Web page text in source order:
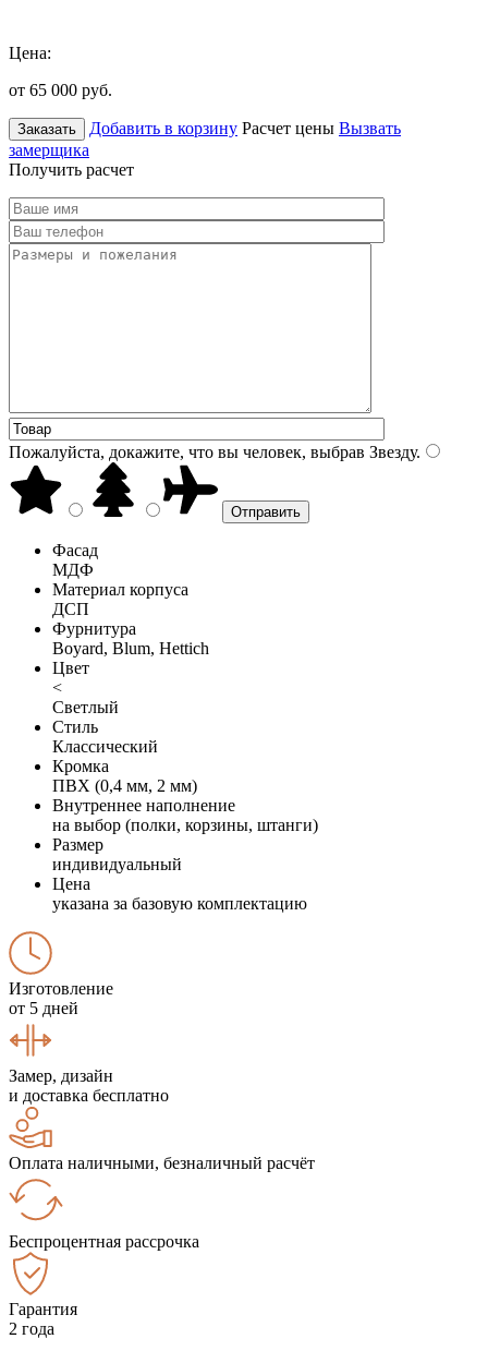
Цена:
от 65 000 руб.
Заказать Добавить в корзину Расчет цены Вызвать
замерщика
Получить расчет
Пожалуйста, докажите, что вы человек, выбрав Звезду.
Фасад
МДФ
Материал корпуса
ДСП
Фурнитура
Boyard, Blum, Hettich
Цвет
<
Светлый
Стиль
Классический
Кромка
ПВХ (0,4 мм, 2 мм)
Внутреннее наполнение
на выбор (полки, корзины, штанги)
Размер
индивидуальный
Цена
указана за базовую комплектацию
Изготовление
от 5 дней
Замер, дизайн
и доставка бесплатно
Оплата наличными, безналичный расчёт
Беспроцентная рассрочка
Гарантия
2 года